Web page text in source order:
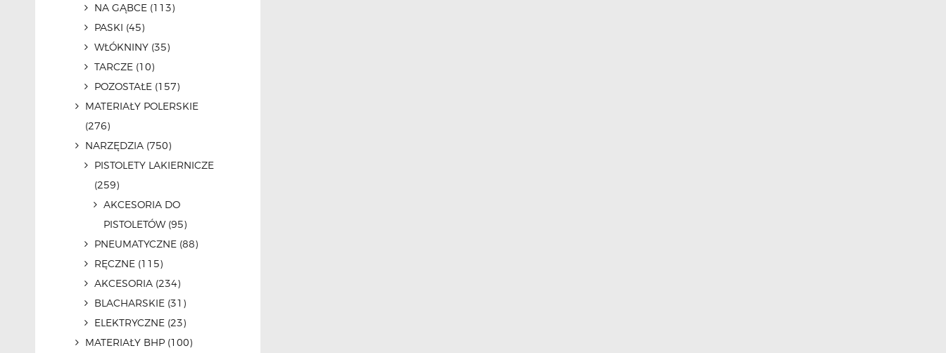
NA GĄBCE (113)
PASKI (45)
WŁÓKNINY (35)
TARCZE (10)
POZOSTAŁE (157)
MATERIAŁY POLERSKIE
(276)
NARZĘDZIA (750)
PISTOLETY LAKIERNICZE
(259)
AKCESORIA DO
PISTOLETÓW (95)
PNEUMATYCZNE (88)
RĘCZNE (115)
AKCESORIA (234)
BLACHARSKIE (31)
ELEKTRYCZNE (23)
MATERIAŁY BHP (100)